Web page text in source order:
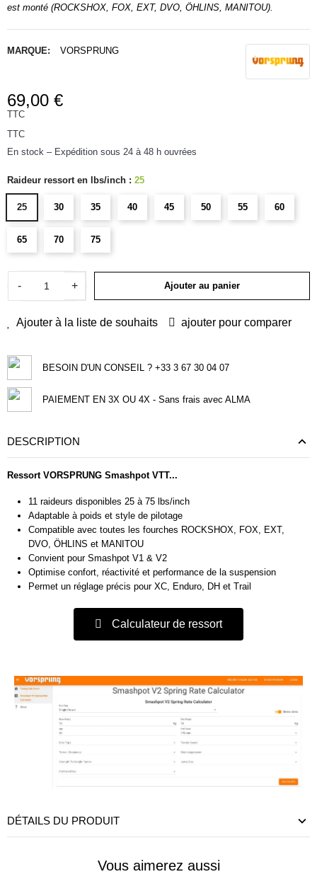
est monté (ROCKSHOX, FOX, EXT, DVO, ÖHLINS, MANITOU).
MARQUE: VORSPRUNG
69,00 €
TTC
TTC
En stock – Expédition sous 24 à 48 h ouvrées
Raideur ressort en lbs/inch : 25
25 30 35 40 45 50 55 60
65 70 75
- + Ajouter au panier
Ajouter à la liste de souhaits ajouter pour comparer
BESOIN D'UN CONSEIL ? +33 3 67 30 04 07
PAIEMENT EN 3X OU 4X - Sans frais avec ALMA
DESCRIPTION
Ressort VORSPRUNG Smashpot VTT...
11 raideurs disponibles 25 à 75 lbs/inch
Adaptable à poids et style de pilotage
Compatible avec toutes les fourches ROCKSHOX, FOX, EXT,
DVO, ÖHLINS et MANITOU
Convient pour Smashpot V1 & V2
Optimise confort, réactivité et performance de la suspension
Permet un réglage précis pour XC, Enduro, DH et Trail
Calculateur de ressort
DÉTAILS DU PRODUIT
Vous aimerez aussi